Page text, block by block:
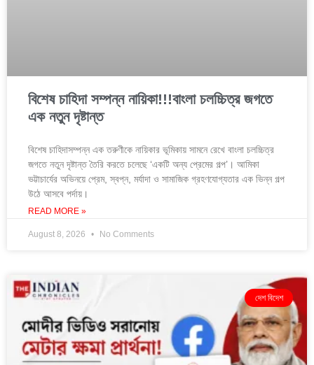
বিশেষ চাহিদা সম্পন্ন নায়িকা!!!বাংলা চলচ্চিত্র জগতে
এক নতুন দৃষ্টান্ত
বিশেষ চাহিদাসম্পন্ন এক তরুণীকে নায়িকার ভূমিকায় সামনে রেখে বাংলা চলচ্চিত্র
জগতে নতুন দৃষ্টান্ত তৈরি করতে চলেছে ‘একটি অন্য প্রেমের গল্প’। আমিকা
ভট্টাচার্যের অভিনয়ে প্রেম, স্বপ্ন, মর্যাদা ও সামাজিক গ্রহণযোগ্যতার এক ভিন্ন গল্প
উঠে আসবে পর্দায়।
READ MORE »
August 8, 2026 No Comments
দেশ বিদেশ